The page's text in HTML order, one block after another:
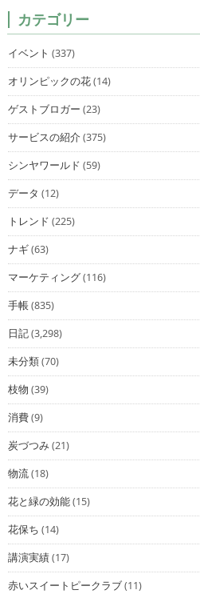
カテゴリー
イベント (337)
オリンピックの花(14)
ゲストブロガー (23)
サービスの紹介(375)
シンヤワールド (59)
データ (12)
トレンド (225)
ナギ(63)
マーケティング(116)
手帳(835)
日記(3,298)
未分類(70)
枝物 (39)
消費(9)
炭づつみ(21)
物流(18)
花と緑の効能(15)
花保ち (14)
講演実績(17)
赤いスイートピークラブ(11)